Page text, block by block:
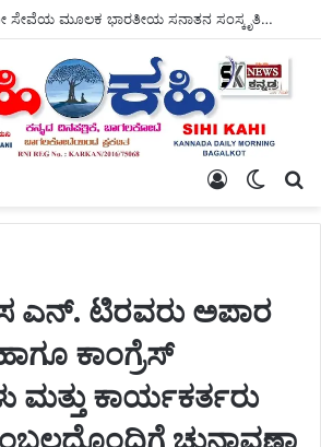
ಗೋ ಪೂಜೆ ಮತ್ತು ಗೋ ಸೇವೆಯ ಮೂಲಕ ಭಾರತೀಯ ಸನಾತನ ಸಂಸ್ಕೃತಿಯ ಉಳಿವಿಗೆ ಭದ್ರವಾದ ಅಡಿಪಾಯ ಹಾಕಲಾಗಿದೆ – ಸ್ವಾಮಿ ಜಪಾನಂದಜೀ ಮಹಾರಾಜ್ ಮೆಚ್ಚುಗೆ.
Switch
Log
ಎನ್. ಟಿರವರು ಅಪಾರ
ಕಾಂಗ್ರೆಸ್
ಮತ್ತು ಕಾರ್ಯಕರ್ತರು